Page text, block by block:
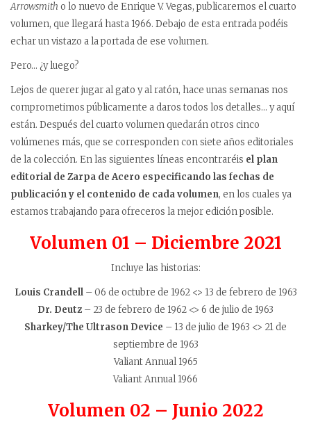
Arrowsmith o lo nuevo de Enrique V. Vegas, publicaremos el cuarto
volumen, que llegará hasta 1966. Debajo de esta entrada podéis
echar un vistazo a la portada de ese volumen.
Pero… ¿y luego?
Lejos de querer jugar al gato y al ratón, hace unas semanas nos
comprometimos públicamente a daros todos los detalles… y aquí
están. Después del cuarto volumen quedarán otros cinco
volúmenes más, que se corresponden con siete años editoriales
de la colección. En las siguientes líneas encontraréis el plan
editorial de Zarpa de Acero especificando las fechas de
publicación y el contenido de cada volumen, en los cuales ya
estamos trabajando para ofreceros la mejor edición posible.
Volumen 01 – Diciembre 2021
Incluye las historias:
Louis Crandell – 06 de octubre de 1962 <> 13 de febrero de 1963
Dr. Deutz – 23 de febrero de 1962 <> 6 de julio de 1963
Sharkey/The Ultrason Device – 13 de julio de 1963 <> 21 de
septiembre de 1963
Valiant Annual 1965
Valiant Annual 1966
Volumen 02 – Junio 2022